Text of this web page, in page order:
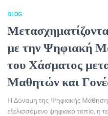
BLOG
με την Ψηφιακή
του Χάσματος
Μαθητών και
Η Δύναμη της Ψηφιακής
εξελισσόμενο ψηφιακό τοπίο, η